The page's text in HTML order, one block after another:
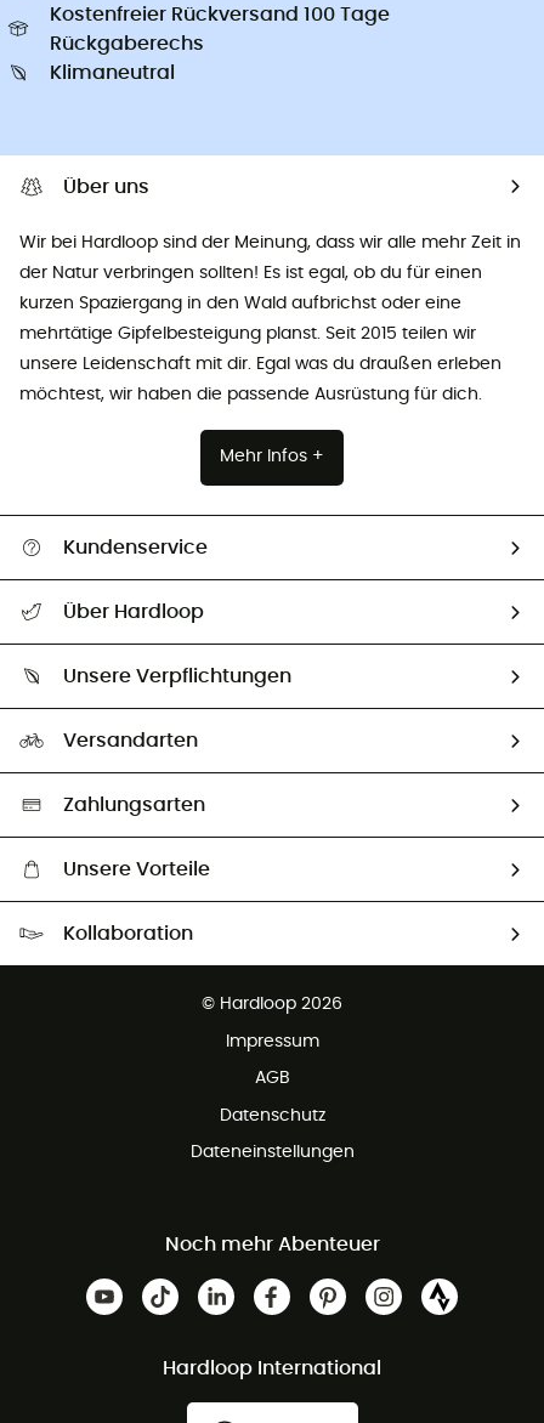
Kostenfreier Rückversand 100 Tage
Rückgaberechs
Klimaneutral
Über uns
Wir bei Hardloop sind der Meinung, dass wir alle mehr Zeit in
der Natur verbringen sollten! Es ist egal, ob du für einen
kurzen Spaziergang in den Wald aufbrichst oder eine
mehrtätige Gipfelbesteigung planst. Seit 2015 teilen wir
unsere Leidenschaft mit dir. Egal was du draußen erleben
möchtest, wir haben die passende Ausrüstung für dich.
Mehr Infos +
Kundenservice
Größentabelle
Vertrag widerrufen
Über Hardloop
Unsere Botschafter
Unsere Verpflichtungen
Auswahl an nachhaltigen Produkten
Versandarten
Zahlungsarten
Unsere Vorteile
Kollaboration
© Hardloop 2026
Impressum
AGB
Datenschutz
Dateneinstellungen
Noch mehr Abenteuer
Hardloop International